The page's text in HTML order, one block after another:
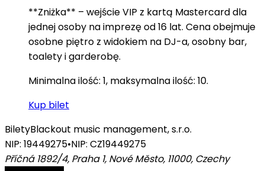
**Zniżka** – wejście VIP z kartą Mastercard dla
jednej osoby na imprezę od 16 lat. Cena obejmuje
osobne piętro z widokiem na DJ-a, osobny bar,
toalety i garderobę.
Minimalna ilość: 1, maksymalna ilość: 10.
Kup bilet
BiletyBlackout music management, s.r.o.
NIP: 19449275•NIP: CZ19449275
Příčná 1892/4, Praha 1, Nové Město, 11000, Czechy